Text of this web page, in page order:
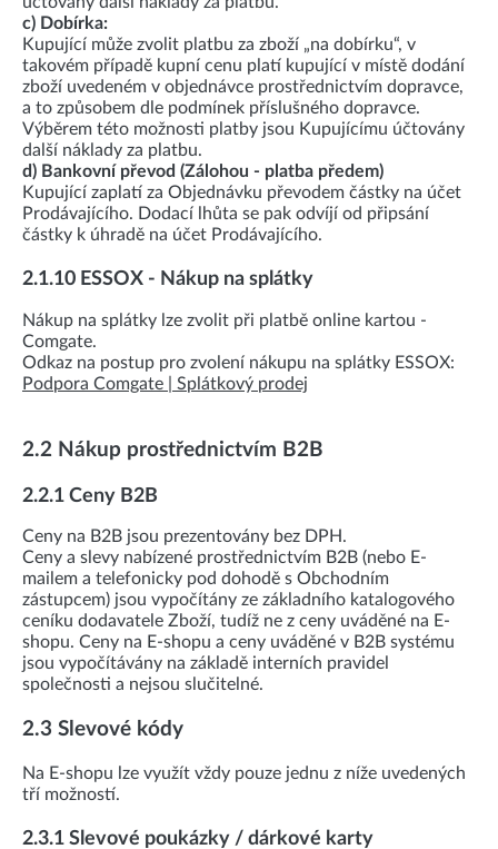
c) Dobírka:
Kupující může zvolit platbu za zboží „na dobírku“, v
takovém případě kupní cenu platí kupující v místě dodání
zboží uvedeném v objednávce prostřednictvím dopravce,
a to způsobem dle podmínek příslušného dopravce.
Výběrem této možnosti platby jsou Kupujícímu účtovány
další náklady za platbu.
d) Bankovní převod (Zálohou - platba předem)
Kupující zaplatí za Objednávku převodem částky na účet
Prodávajícího. Dodací lhůta se pak odvíjí od připsání
částky k úhradě na účet Prodávajícího.
2.1.10 ESSOX - Nákup na splátky
Nákup na splátky lze zvolit při platbě online kartou -
Comgate.
Odkaz na postup pro zvolení nákupu na splátky ESSOX:
Podpora Comgate | Splátkový prodej
2.2 Nákup prostřednictvím B2B
2.2.1 Ceny B2B
Ceny na B2B jsou prezentovány bez DPH.
Ceny a slevy nabízené prostřednictvím B2B (nebo E-
mailem a telefonicky pod dohodě s Obchodním
zástupcem) jsou vypočítány ze základního katalogového
ceníku dodavatele Zboží, tudíž ne z ceny uváděné na E-
shopu. Ceny na E-shopu a ceny uváděné v B2B systému
jsou vypočítávány na základě interních pravidel
společnosti a nejsou slučitelné.
2.3 Slevové kódy
Na E-shopu lze využít vždy pouze jednu z níže uvedených
tří možností.
2.3.1 Slevové poukázky / dárkové karty